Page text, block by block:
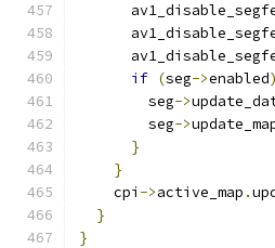
if (seg->enabled)
        seg
->
        seg
->
}
}
    cpi
->active_map .
}
}